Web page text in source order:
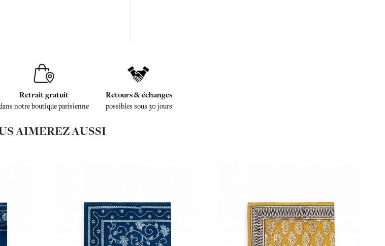
Retrait gratuit
notre boutique parisienne
Retours & échanges
possibles sous 30 jours
AIMEREZ AUSSI